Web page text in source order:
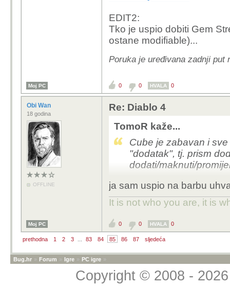
EDIT2:
Tko je uspio dobiti Gem
ostane modifiable)...
Poruka je uređivana zadnji put
Moj PC 0 0 HVALA 0
Obi Wan
18 godina
OFFLINE
Re: Diablo 4
TomoR kaže...
Cube je zabavan i
"dodatak", tj. prism
dodati/maknuti/
Ovo mislim da je
Original link na sliku
EDIT:
Idući Sanctuary
nadolazećem PTR-u.
https://
sanctuary-sitdown
ja sam uspio na barbu
It is not who you are, it is
Moj PC 0 0 HVALA 0
prethodna 1 2 3 83 84 85 86 87 sljedeća
Bug.hr » Forum » Igre » PC igre »
Copyright © 2008 -